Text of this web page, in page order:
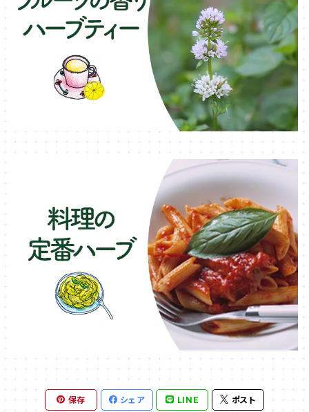
保存 シェア LINE ポスト